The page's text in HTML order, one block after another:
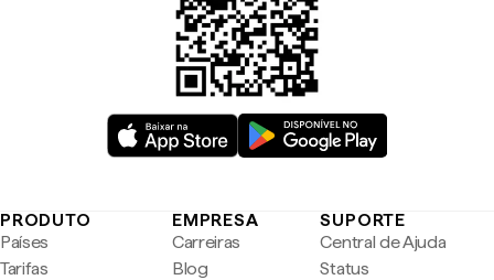
PRODUTO
Países
Tarifas
EMPRESA
Carreiras
Blog
SUPORTE
Central de Ajuda
Status